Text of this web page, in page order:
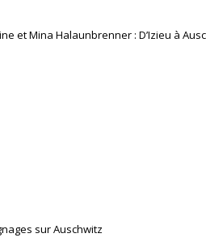
et Mina Halaunbrenner : D’Izieu à
sur Auschwitz